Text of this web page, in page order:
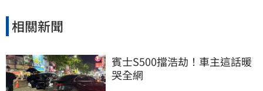
邁向永續發展的強力後盾。
相關新聞
賓士S500擋浩劫！車主這話暖
哭全網